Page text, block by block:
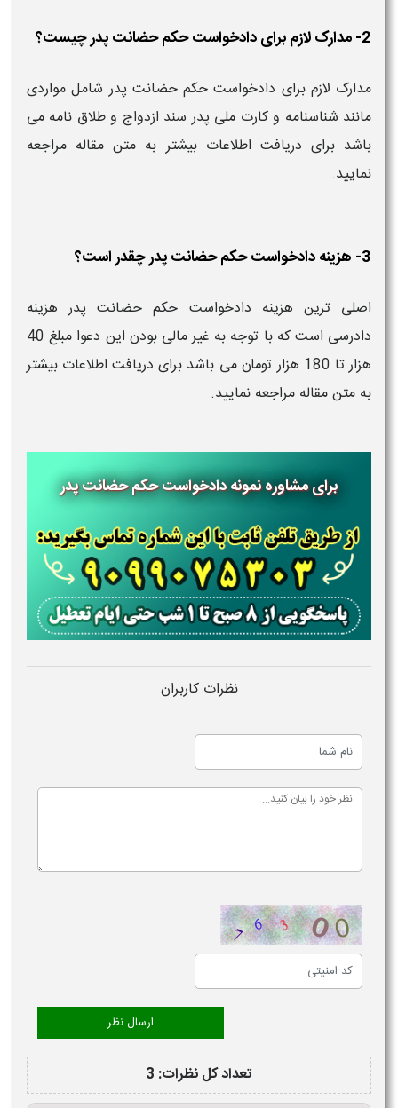
2- مدارک لازم برای دادخواست حکم حضانت پدر چیست؟
مدارک لازم برای دادخواست حکم حضانت پدر شامل مواردی
مانند شناسنامه و کارت ملی پدر سند ازدواج و طلاق نامه می
باشد برای دریافت اطلاعات بیشتر به متن مقاله مراجعه
نمایید.
3- هزینه دادخواست حکم حضانت پدر چقدر است؟
اصلی ترین هزینه دادخواست حکم حضانت پدر هزینه
دادرسی است که با توجه به غیر مالی بودن این دعوا مبلغ 40
هزار تا 180 هزار تومان می باشد برای دریافت اطلاعات بیشتر
به متن مقاله مراجعه نمایید.
برای مشاوره نمونه دادخواست حکم حضانت پدر
نظرات کاربران
تعداد کل نظرات: 3